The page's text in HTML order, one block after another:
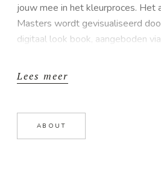
jouw mee in het kleurproces. Het
Masters wordt gevisualiseerd
digitaal look book, aangeboden
uiteraard ook op hoog niveau
Team van The Color creëert
The Color College om in de
Lees meer
ABOUT